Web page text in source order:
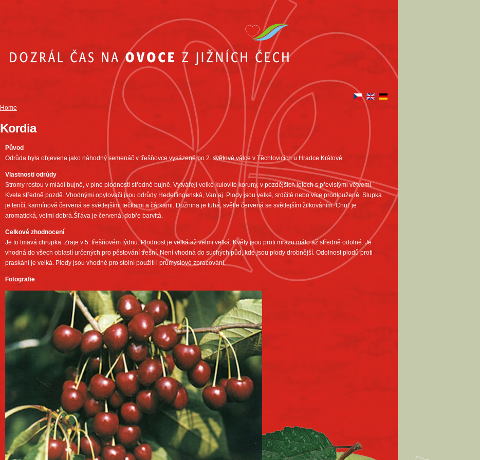
Home
Kordia
Původ
Odrůda byla objevena jako náhodný semenáč v třešňovce vysázené po 2. světové válce v Těchlovicích u Hradce Králové.
Vlastnosti odrůdy
Stromy rostou v mládí bujně, v plné plodnosti středně bujně. Vytvářejí velké kulovité koruny, v pozdějších letech s převislými větvemi.
Kvete středně pozdě. Vhodnými opylovači jsou odrůdy Hedelfingenská, Van aj. Plody jsou velké, srdčité nebo více prodloužené. Slupka
je tenčí, karmínově červená se světlejšími tečkami a čárkami. Dužnina je tuhá, světle červená se světlejším žilkováním. Chuť je
aromatická, velmi dobrá.Šťáva je červená, dobře barvitá.
Celkové zhodnocení
Je to tmavá chrupka. Zraje v 5. třešňovém týdnu. Plodnost je velká až velmi velká. Květy jsou proti mrazu málo až středně odolné. Je
vhodná do všech oblastí určených pro pěstování třešní. Není vhodná do suchých půd, kde jsou plody drobnější. Odolnost plodů proti
praskání je velká. Plody jsou vhodné pro stolní použití i průmyslové zpracování.
Fotografie